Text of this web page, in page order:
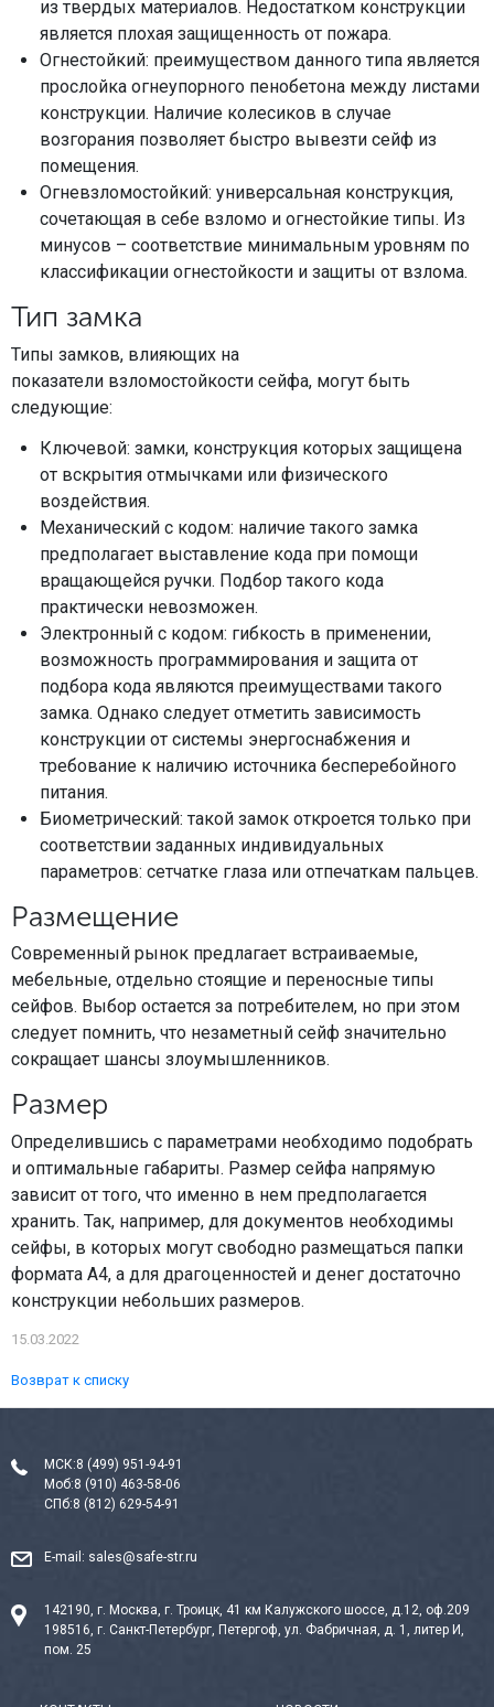
из твердых материалов. Недостатком конструкции
является плохая защищенность от пожара.
Огнестойкий: преимуществом данного типа является
прослойка огнеупорного пенобетона между листами
конструкции. Наличие колесиков в случае
возгорания позволяет быстро вывезти сейф из
помещения.
Огневзломостойкий: универсальная конструкция,
сочетающая в себе взломо и огнестойкие типы. Из
минусов – соответствие минимальным уровням по
классификации огнестойкости и защиты от взлома.
Тип замка
Типы замков, влияющих на
показатели взломостойкости сейфа, могут быть
следующие:
Ключевой: замки, конструкция которых защищена
от вскрытия отмычками или физического
воздействия.
Механический с кодом: наличие такого замка
предполагает выставление кода при помощи
вращающейся ручки. Подбор такого кода
практически невозможен.
Электронный с кодом: гибкость в применении,
возможность программирования и защита от
подбора кода являются преимуществами такого
замка. Однако следует отметить зависимость
конструкции от системы энергоснабжения и
требование к наличию источника бесперебойного
питания.
Биометрический: такой замок откроется только при
соответствии заданных индивидуальных
параметров: сетчатке глаза или отпечаткам пальцев.
Размещение
Современный рынок предлагает встраиваемые,
мебельные, отдельно стоящие и переносные типы
сейфов. Выбор остается за потребителем, но при этом
следует помнить, что незаметный сейф значительно
сокращает шансы злоумышленников.
Размер
Определившись с параметрами необходимо подобрать
и оптимальные габариты. Размер сейфа напрямую
зависит от того, что именно в нем предполагается
хранить. Так, например, для документов необходимы
сейфы, в которых могут свободно размещаться папки
формата А4, а для драгоценностей и денег достаточно
конструкции небольших размеров.
15.03.2022
Возврат к списку
МСК:8 (499) 951-94-91
Моб:8 (910) 463-58-06
СПб:8 (812) 629-54-91
E-mail: sales@safe-str.ru
142190, г. Москва, г. Троицк, 41 км Калужского шоссе, д.12, оф.209
198516, г. Санкт-Петербург, Петергоф, ул. Фабричная, д. 1, литер И,
пом. 25